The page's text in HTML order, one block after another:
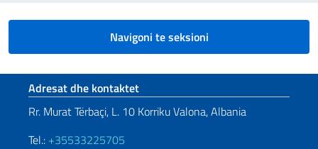
Navigoni te seksioni
Footer section
Adresat dhe kontaktet
Rr. Murat Tërbaçi, L. 10 Korriku Valona, Albania
Tel.: +35533225705